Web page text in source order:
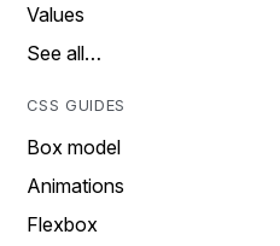
Values
See all…
CSS GUIDES
Box model
Animations
Flexbox